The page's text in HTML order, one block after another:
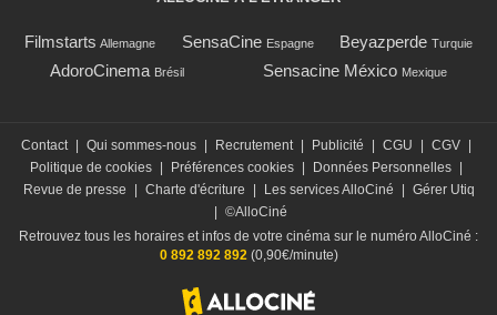
Filmstarts Allemagne SensaCine Espagne Beyazperde Turquie
AdoroCinema Brésil Sensacine México Mexique
Contact Qui sommes-nous Recrutement Publicité CGU CGV
Politique de cookies
Préférences cookies Données Personnelles
Revue de presse
Charte d'écriture Les services AlloCiné
Gérer Utiq
©AlloCiné
Retrouvez tous les horaires et infos de votre cinéma sur le numéro AlloCiné :
0 892 892 892(0,90€/minute)